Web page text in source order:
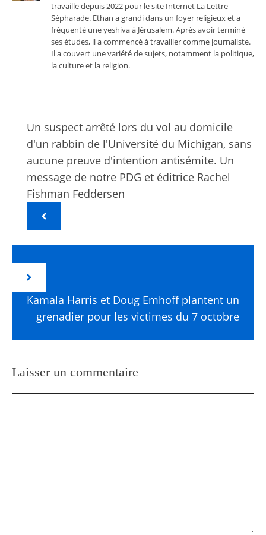
travaille depuis 2022 pour le site Internet La Lettre
Sépharade. Ethan a grandi dans un foyer religieux et a
fréquenté une yeshiva à Jérusalem. Après avoir terminé
ses études, il a commencé à travailler comme journaliste.
Il a couvert une variété de sujets, notamment la politique,
la culture et la religion.
Un suspect arrêté lors du vol au domicile
d'un rabbin de l'Université du Michigan, sans
aucune preuve d'intention antisémite. Un
message de notre PDG et éditrice Rachel
Fishman Feddersen
Kamala Harris et Doug Emhoff plantent un
grenadier pour les victimes du 7 octobre
Laisser un commentaire